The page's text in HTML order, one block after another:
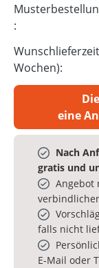
:
Wochen):
eine
Nach
gratis und
Angebot
falls nicht
E‑Mail oder